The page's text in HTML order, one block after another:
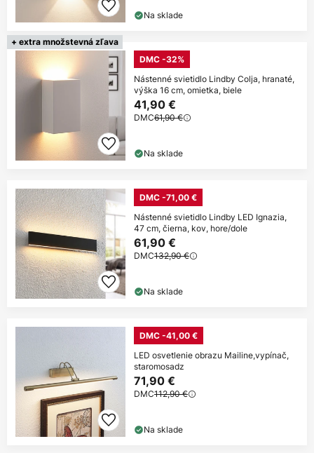
Na sklade
+ extra množstevná zľava
DMC -32%
Nástenné svietidlo Lindby Colja, hranaté,
výška 16 cm, omietka, biele
41,90 €
DMC61,90 €
Na sklade
DMC -71,00 €
Nástenné svietidlo Lindby LED Ignazia,
47 cm, čierna, kov, hore/dole
61,90 €
DMC132,90 €
Na sklade
DMC -41,00 €
LED osvetlenie obrazu Mailine,vypínač,
staromosadz
71,90 €
DMC112,90 €
Na sklade